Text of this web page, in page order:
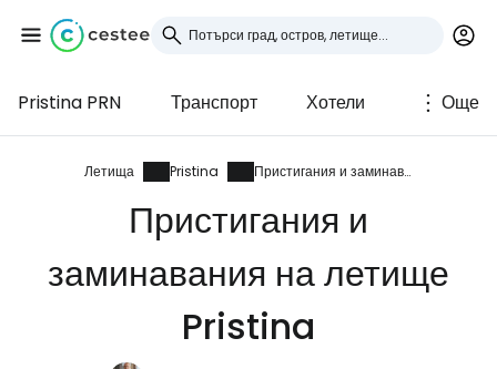
Pristina PRN Транспорт Хотели Още
Летища Pristina Пристигания и заминавания
Пристигания и
заминавания на летище
Pristina
Влезте в Cestee
... световната общност на туристите
Продължете с Facebook